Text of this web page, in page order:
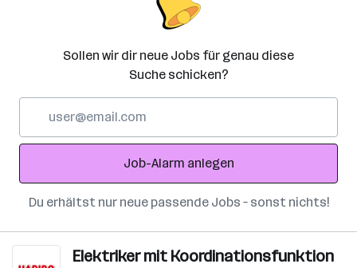
Sollen wir dir neue Jobs für genau diese
Suche schicken?
Adresse
Job-Alarm anlegen
Du erhältst nur neue passende Jobs – sonst nichts!
Elektriker mit Koordinationsfunktion